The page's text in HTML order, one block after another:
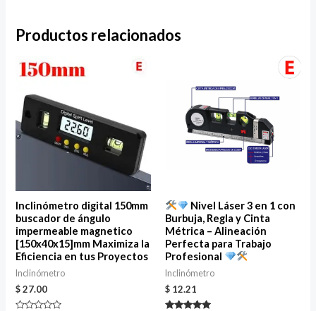
Productos relacionados
Inclinómetro digital 150mm
buscador de ángulo
impermeable magnetico
[150x40x15]mm Maximiza la
Eficiencia en tus Proyectos
Inclinómetro
$27.00
Nivel Láser 3 en 1 con
Burbuja, Regla y Cinta
Métrica – Alineación
Perfecta para Trabajo
Profesional
Inclinómetro
$ 12.21